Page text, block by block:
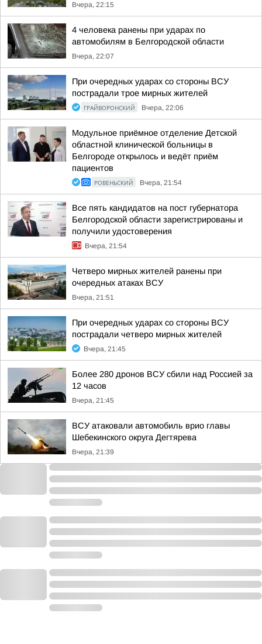
Вчера, 22:15
4 человека ранены при ударах по
автомобилям в Белгородской области
Вчера, 22:07
При очередных ударах со стороны ВСУ
пострадали трое мирных жителей
ГРАЙВОРОНСКИЙ Вчера, 22:06
Модульное приёмное отделение Детской
областной клинической больницы в
Белгороде открылось и ведёт приём
пациентов
РОВЕНЬСКИЙ Вчера, 21:54
Все пять кандидатов на пост губернатора
Белгородской области зарегистрированы и
получили удостоверения
Вчера, 21:54
Четверо мирных жителей ранены при
очередных атаках ВСУ
Вчера, 21:51
При очередных ударах со стороны ВСУ
пострадали четверо мирных жителей
Вчера, 21:45
Более 280 дронов ВСУ сбили над Россией за
12 часов
Вчера, 21:45
ВСУ атаковали автомобиль врио главы
Шебекинского округа Дегтярева
Вчера, 21:39